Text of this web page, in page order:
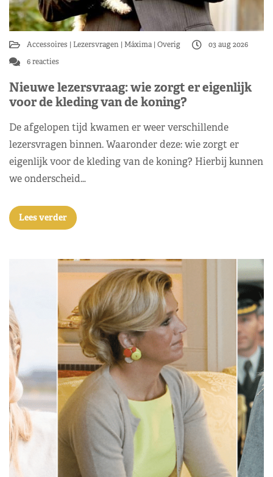
Accessoires Lezersvragen Máxima Overig
03 aug 2026
6 reacties
Nieuwe lezersvraag: wie zorgt er eigenlijk
voor de kleding van de koning?
De afgelopen tijd kwamen er weer verschillende
lezersvragen binnen. Waaronder deze: wie zorgt er
eigenlijk voor de kleding van de koning? Hierbij kunnen
we onderscheid…
Lees verder